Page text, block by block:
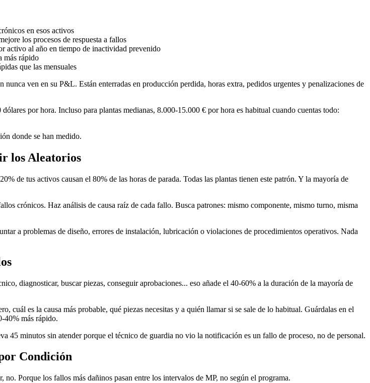
en esos activos
los procesos de respuesta a fallos
activo al año en tiempo de inactividad prevenido
más rápido
que las mensuales
ven en su P&L. Están enterradas en producción perdida, horas extra, pedidos urgentes y penalizaciones de
por hora. Incluso para plantas medianas, 8.000-15.000 € por hora es habitual cuando cuentas todo:
donde se han medido.
los Aleatorios
de tus activos causan el 80% de las horas de parada. Todas las plantas tienen este patrón. Y la mayoría de
crónicos. Haz análisis de causa raíz de cada fallo. Busca patrones: mismo componente, mismo turno, misma
a problemas de diseño, errores de instalación, lubricación o violaciones de procedimientos operativos. Nada
diagnosticar, buscar piezas, conseguir aprobaciones... eso añade el 40-60% a la duración de la mayoría de
cuál es la causa más probable, qué piezas necesitas y a quién llamar si se sale de lo habitual. Guárdalas en el
40% más rápido.
45 minutos sin atender porque el técnico de guardia no vio la notificación es un fallo de proceso, no de personal.
Condición
Porque los fallos más dañinos pasan entre los intervalos de MP, no según el programa.